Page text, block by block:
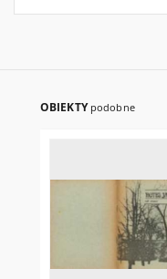
OBIEKTY podobne